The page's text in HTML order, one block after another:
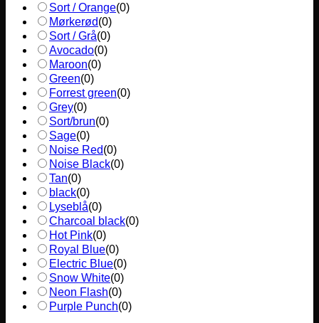
Sort / Orange(0)
Mørkerød(0)
Sort / Grå(0)
Avocado(0)
Maroon(0)
Green(0)
Forrest green(0)
Grey(0)
Sort/brun(0)
Sage(0)
Noise Red(0)
Noise Black(0)
Tan(0)
black(0)
Lyseblå(0)
Charcoal black(0)
Hot Pink(0)
Royal Blue(0)
Electric Blue(0)
Snow White(0)
Neon Flash(0)
Purple Punch(0)